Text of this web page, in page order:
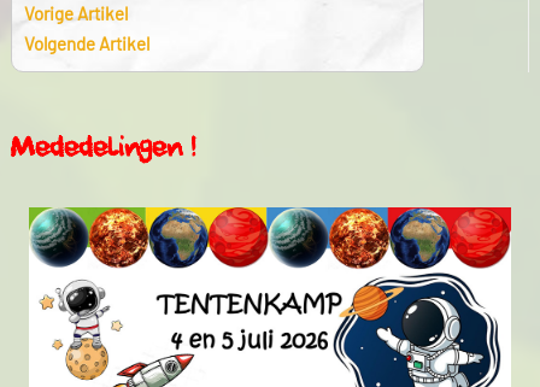
Vorige Artikel
Volgende Artikel
Mededelingen !